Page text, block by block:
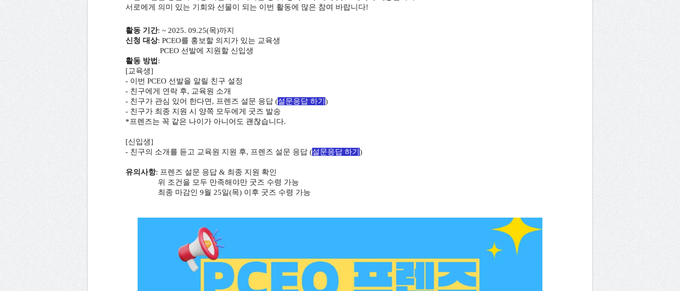
서로에게 의미 있는 기회와 선물이 되는 이번 활동에 많은 참여 바랍니다!
활동 기간: ~ 2025. 09.25(목)까지
신청 대상: PCEO를 홍보할 의지가 있는 교육생
PCEO 선발에 지원할 신입생
활동 방법 :
[교육생]
- 이번 PCEO 선발을 알릴 친구 설정
- 친구에게 연락 후, 교육원 소개
- 친구가 관심 있어 한다면, 프렌즈 설문 응답 (설문응답 하기 )
- 친구가 최종 지원 시 양쪽 모두에게 굿즈 발송
*프렌즈는 꼭 같은 나이가 아니어도 괜찮습니다.
[신입생]
- 친구의 소개를 듣고 교육원 지원 후, 프렌즈 설문 응답 (설문응답 하기 )
유의사항: 프렌즈 설문 응답 & 최종 지원 확인
위 조건을 모두 만족해야만 굿즈 수령 가능
최종 마감인 9월 25일(목) 이후 굿즈 수령 가능